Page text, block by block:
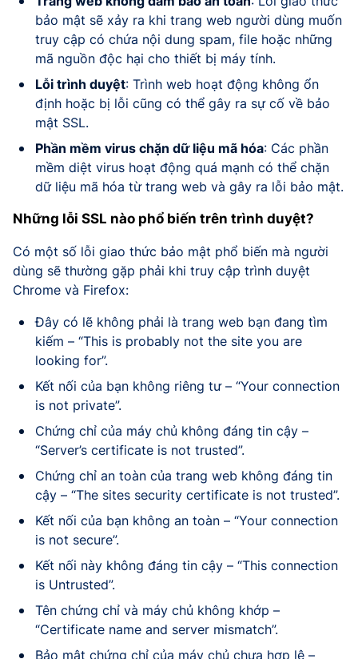
bảo mật sẽ xảy ra khi trang web người dùng muốn
truy cập có chứa nội dung spam, file hoặc những
mã nguồn độc hại cho thiết bị máy tính.
Lỗi trình duyệt: Trình web hoạt động không ổn
định hoặc bị lỗi cũng có thể gây ra sự cố về bảo
mật SSL.
Phần mềm virus chặn dữ liệu mã hóa: Các phần
mềm diệt virus hoạt động quá mạnh có thể chặn
dữ liệu mã hóa từ trang web và gây ra lỗi bảo mật.
Những lỗi SSL nào phổ biến trên trình duyệt?
Có một số lỗi giao thức bảo mật phổ biến mà người
dùng sẽ thường gặp phải khi truy cập trình duyệt
Chrome và Firefox:
Đây có lẽ không phải là trang web bạn đang tìm
kiếm – “This is probably not the site you are
looking for”.
Kết nối của bạn không riêng tư – “Your connection
is not private”.
Chứng chỉ của máy chủ không đáng tin cậy –
“Server’s certificate is not trusted”.
Chứng chỉ an toàn của trang web không đáng tin
cậy – “The sites security certificate is not trusted”.
Kết nối của bạn không an toàn – “Your connection
is not secure”.
Kết nối này không đáng tin cậy – “This connection
is Untrusted”.
Tên chứng chỉ và máy chủ không khớp –
“Certificate name and server mismatch”.
Bảo mật chứng chỉ của máy chủ chưa hợp lệ –